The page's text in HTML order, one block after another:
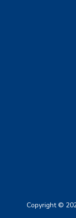
Copyright ©